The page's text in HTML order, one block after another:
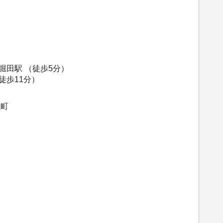
田駅 （徒歩5分）
歩11分）